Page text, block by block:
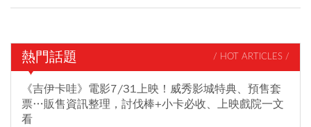
熱門話題 / HOT ARTICLES /
《吉伊卡哇》電影7/31上映！威秀影城特典、預售套
票…販售資訊整理，討伐棒+小卡必收、上映戲院一文
看